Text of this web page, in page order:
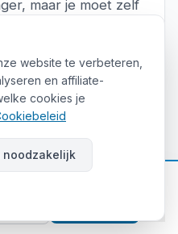
maar je moet zelf
aankan, is Trade
hybride model: je
voor een
advisor). De
website te verbeteren,
en affiliate-
cookies je
noodzakelijk